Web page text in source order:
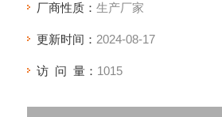
厂商性质： 生产厂家
更新时间： 2024-08-17
访 问 量： 1015